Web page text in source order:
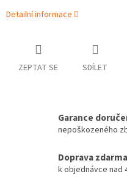
Detailní informace
ZEPTAT SE SDÍLET
Garance
nepoškozeného
Doprava zdarma
k objednávce nad